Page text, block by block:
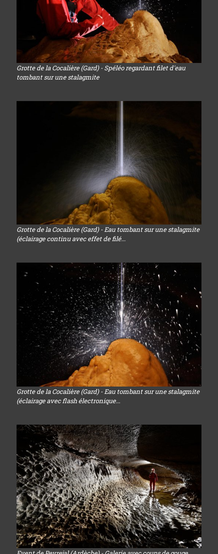
Grotte de la Cocalière (Gard) - Spéléo regardant filet d'eau
tombant sur une stalagmite
Grotte de la Cocalière (Gard) - Eau tombant sur une stalagmite
(éclairage continu avec effet de filé...
Grotte de la Cocalière (Gard) - Eau tombant sur une stalagmite
(éclairage avec flash électronique...